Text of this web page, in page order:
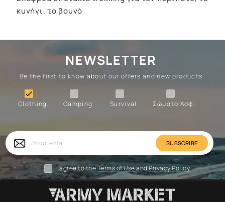
κυνήγι, το βουνό
NEWSLETTER
Be the first to know about our offers and new products
Forces
Σώματα Ασφ.
Survival
Survival
Camping
Camping
Clothing

Clothing
Your
email
I agree to theTerms of UseandPrivacy Policy